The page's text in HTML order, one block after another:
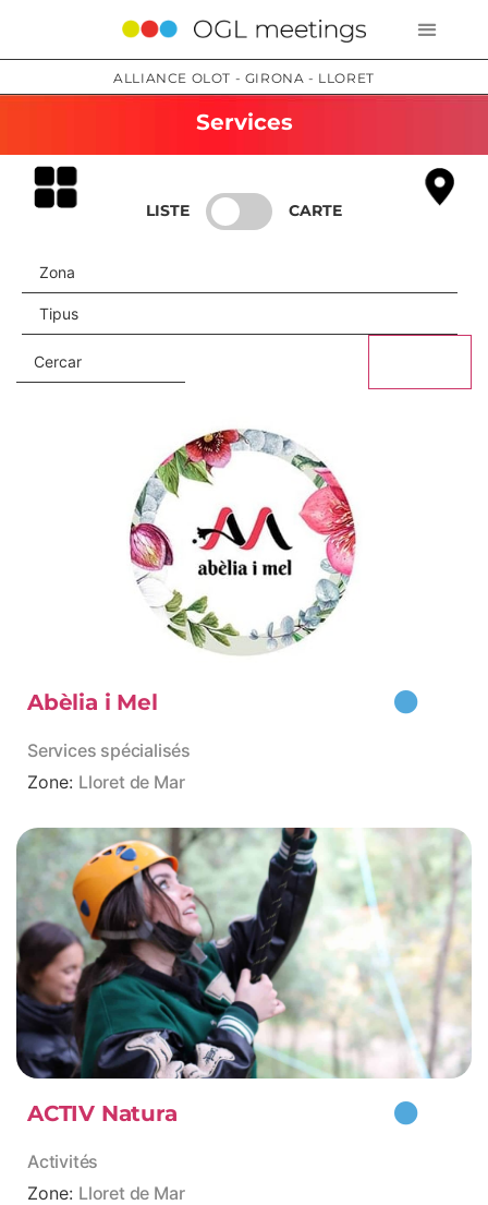
ALLIANCE OLOT - GIRONA - LLORET
Services
LISTE CARTE
Abèlia i Mel
Services spécialisés
Zone: Lloret de Mar
ACTIV Natura
Activités
Zone: Lloret de Mar